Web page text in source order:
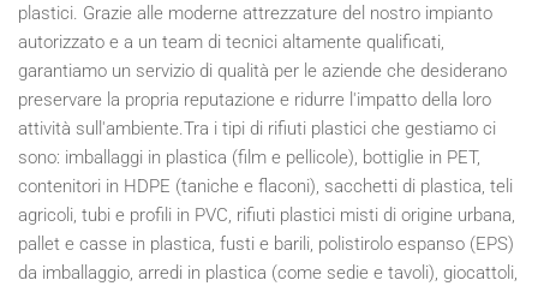
plastici. Grazie alle moderne attrezzature del nostro impianto
autorizzato e a un team di tecnici altamente qualificati,
garantiamo un servizio di qualità per le aziende che desiderano
preservare la propria reputazione e ridurre l'impatto della loro
attività sull'ambiente.Tra i tipi di rifiuti plastici che gestiamo ci
sono: imballaggi in plastica (film e pellicole), bottiglie in PET,
contenitori in HDPE (taniche e flaconi), sacchetti di plastica, teli
agricoli, tubi e profili in PVC, rifiuti plastici misti di origine urbana,
pallet e casse in plastica, fusti e barili, polistirolo espanso (EPS)
da imballaggio, arredi in plastica (come sedie e tavoli), giocattoli,